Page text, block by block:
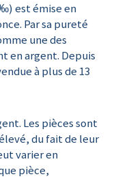
est émise en
Par sa pureté
une des
en argent. Depuis
à plus de 13
Les pièces sont
du fait de leur
varier en
pièce,